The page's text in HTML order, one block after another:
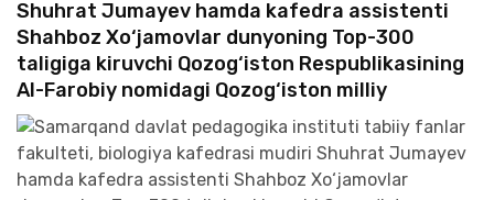
Shuhrat Jumayev hamda kafedra assistenti
Shahboz Xo‘jamovlar dunyoning Top-300
taligiga kiruvchi Qozog‘iston Respublikasining
Al-Farobiy nomidagi Qozog‘iston milliy